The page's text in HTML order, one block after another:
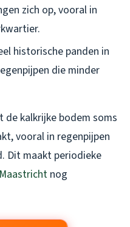
zich op, vooral in
historische panden in
die minder
kalkrijke bodem soms
vooral in regenpijpen
Dit maakt periodieke
nog